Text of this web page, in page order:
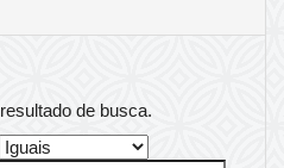
de busca.